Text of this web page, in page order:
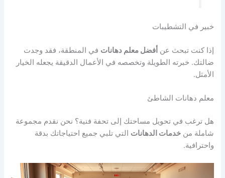
خبير في التشطيبات
إذا كنت تبحث عن أفضل معلم دهانات في المنطقة، فقد وجدت
ضالتك. خبرته الطويلة وتخصصه في الأعمال الدقيقة يجعله الخيار
الأمثل.
معلم دهانات الشاطئ
هل ترغب في تحويل مساحتك إلى تحفة فنية؟ نحن نقدم مجموعة
شاملة منخدمات الدهانات التي تلبي جميع احتياجاتك بدقة
واحترافية.